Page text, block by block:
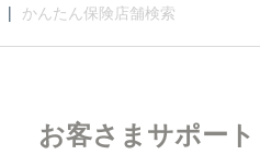
| かんたん保険店舗検索
お客さまサポート